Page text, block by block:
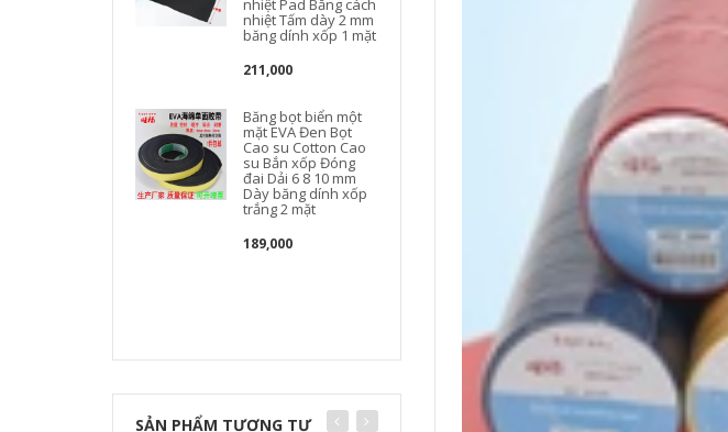
nhiệt Pad Băng cách
nhiệt Tấm dày 2 mm
băng dính xốp 1 mặt
211,000
Băng bọt biển một
mặt EVA Đen Bọt
Cao su Cotton Cao
su Bắn xốp Đóng
đai Dải 6 8 10 mm
Dày băng dính xốp
trắng 2 mặt
189,000
băng băng dính chịu
Màu vàng ngón tay
màu băng nhiệt độ
cao dây chuyền
chống hàn
polyimide nhiệt độ
cao giấy cao su
0,08mm dày băng
dính chịu nhiệt
197,000
SẢN PHẨM TƯƠNG TỰ